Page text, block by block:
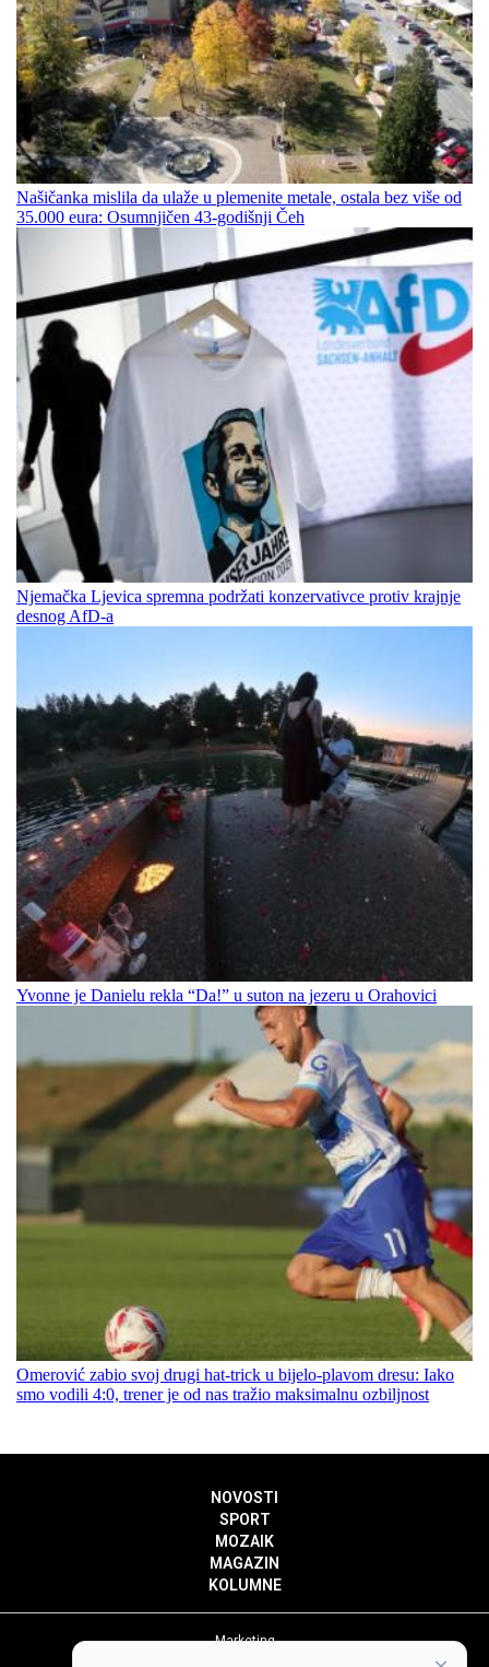
Našičanka mislila da ulaže u plemenite metale, ostala bez više od
35.000 eura: Osumnjičen 43-godišnji Čeh
Njemačka Ljevica spremna podržati konzervativce protiv krajnje
desnog AfD-a
Yvonne je Danielu rekla “Da!” u suton na jezeru u Orahovici
Omerović zabio svoj drugi hat-trick u bijelo-plavom dresu: Iako
smo vodili 4:0, trener je od nas tražio maksimalnu ozbiljnost
NOVOSTI
SPORT
MOZAIK
MAGAZIN
KOLUMNE
Marketing